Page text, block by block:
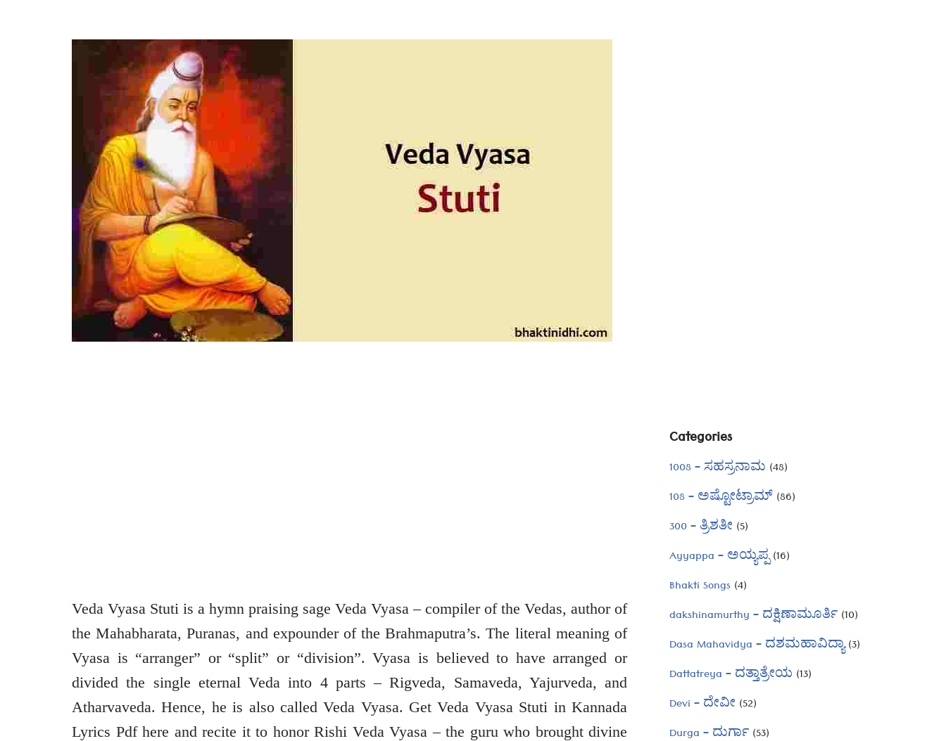
Veda Vyasa Stuti is a hymn praising sage Veda Vyasa – compiler of the Vedas, author of
the Mahabharata, Puranas, and expounder of the Brahmaputra’s. The literal meaning of
Vyasa is “arranger” or “split” or “division”. Vyasa is believed to have arranged or
divided the single eternal Veda into 4 parts – Rigveda, Samaveda, Yajurveda, and
Atharvaveda. Hence, he is also called Veda Vyasa. Get Veda Vyasa Stuti in Kannada
Lyrics Pdf here and recite it to honor Rishi Veda Vyasa – the guru who brought divine
Categories
1008 – ಸಹಸ್ರನಾಮ (48)
108 – ಅಷ್ಟೋಟ್ರಾಮ್(86)
300 – ತ್ರಿಶತೀ (5)
Ayyappa – ಅಯ್ಯಪ್ಪ(16)
Bhakti Songs(4)
dakshinamurthy – ದಕ್ಷಿಣಾಮೂರ್ತಿ(10)
Dasa Mahavidya – ದಶಮಹಾವಿದ್ಯಾ(3)
Dattatreya – ದತ್ತಾತ್ರೇಯ (13)
Devi – ದೇವೀ (52)
Durga – ದುರ್ಗಾ(53)